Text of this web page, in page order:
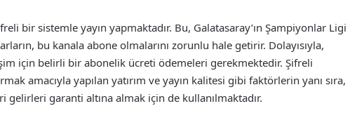
bir sistemle yayın yapmaktadır. Bu, Galatasaray’ın Şampiyonlar Ligi
bu kanala abone olmalarını zorunlu hale getirir. Dolayısıyla,
için belirli bir abonelik ücreti ödemeleri gerekmektedir. Şifreli
amacıyla yapılan yatırım ve yayın kalitesi gibi faktörlerin yanı sıra,
gelirleri garanti altına almak için de kullanılmaktadır.